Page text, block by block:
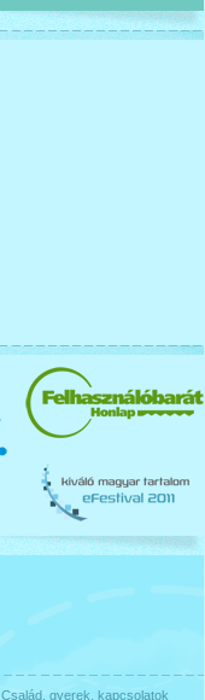
Család, gyerek, kapcsolatok